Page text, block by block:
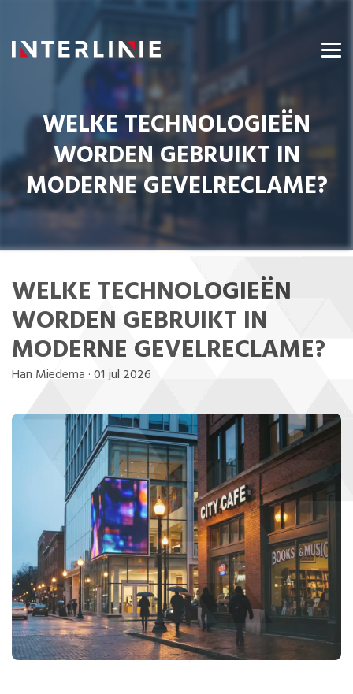
WELKE TECHNOLOGIEËN
WORDEN GEBRUIKT IN
MODERNE GEVELRECLAME?
WELKE TECHNOLOGIEËN
WORDEN GEBRUIKT IN
MODERNE GEVELRECLAME?
Han Miedema ·01 jul 2026